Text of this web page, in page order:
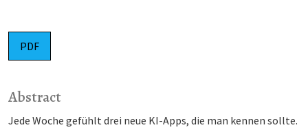
PDF
Abstract
Jede Woche gefühlt drei neue KI-Apps, die man kennen sollte.